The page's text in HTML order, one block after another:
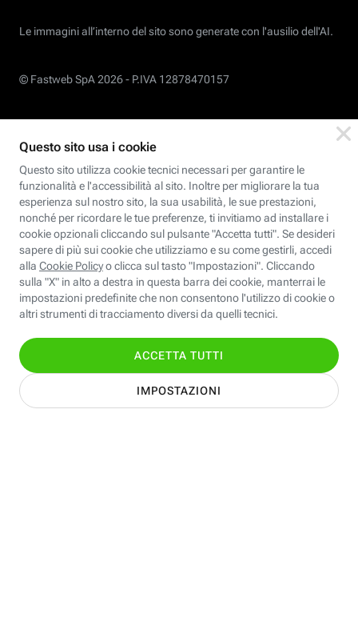
Le immagini all’interno del sito sono generate con l'ausilio dell'AI.
© Fastweb SpA 2026 - P.IVA 12878470157